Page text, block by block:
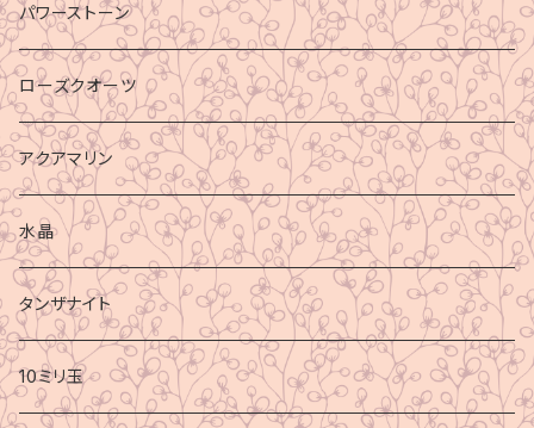
パワーストーン
ローズクオーツ
アクアマリン
水晶
タンザナイト
10ミリ玉